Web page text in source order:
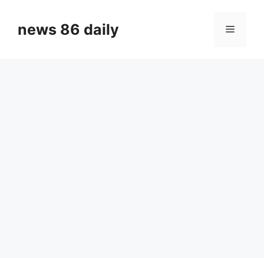
contentnews 86 daily Menu